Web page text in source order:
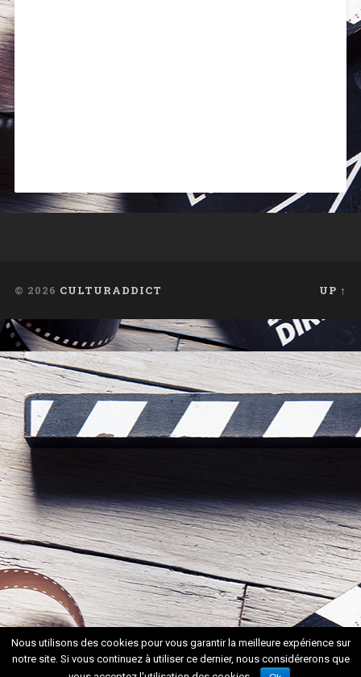
© 2026 CULTURADDICT UP ↑
Nous utilisons des cookies pour vous garantir la meilleure expérience sur
notre site. Si vous continuez à utiliser ce dernier, nous considérerons que